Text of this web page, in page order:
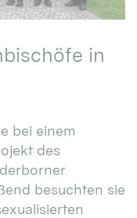
in
bei einem
des
besuchten sie